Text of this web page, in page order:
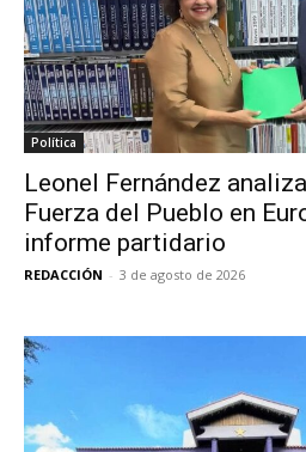
Política
Leonel Fernández
Fuerza del Pueblo en
informe partidario
REDACCIÓN - 3 de agosto de 2026